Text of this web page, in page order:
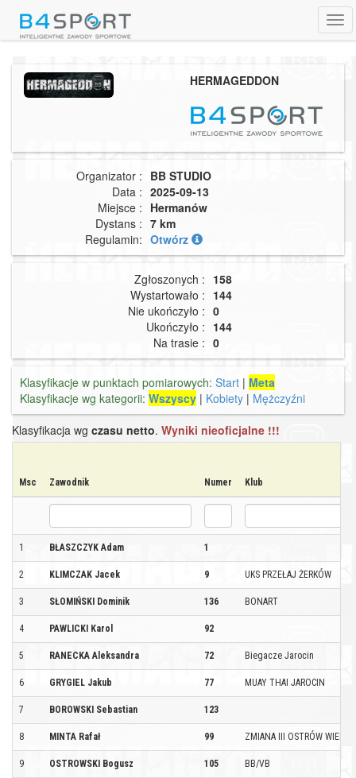
HERMAGEDDON
Organizator : BB STUDIO
Data : 2025-09-13
Miejsce : Hermanów
Dystans : 7 km
Regulamin: Otwórz
Zgłoszonych : 158
Wystartowało : 144
Nie ukończyło : 0
Ukończyło : 144
Na trasie : 0
Klasyfikacje w punktach pomiarowych: Start | Meta
Klasyfikacje wg kategorii: Wszyscy | Kobiety | Mężczyźni
Klasyfikacja wg czasu netto. Wyniki nieoficjalne !!!
Msc Zawodnik Numer Klub
1 BŁASZCZYK Adam 1
2 KLIMCZAK Jacek 9 UKS PRZEŁAJ ŻERKÓW
3 SŁOMIŃSKI Dominik 136 BONART
4 PAWLICKI Karol 92
5 RANECKA Aleksandra 72 Biegacze Jarocin
6 GRYGIEL Jakub 77 MUAY THAI JAROCIN
7 BOROWSKI Sebastian 123
8 MINTA Rafał 99 ZMIANA III OSTRÓW
9 OSTROWSKI Bogusz 105 BB/VB